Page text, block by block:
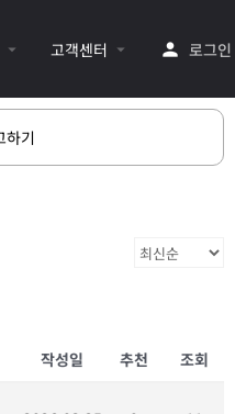
고객센터 로그인
하기
작성일 추천 조회